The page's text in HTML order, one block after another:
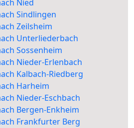
Nied
Sindlingen
Zeilsheim
Unterliederbach
Sossenheim
Nieder-Erlenbach
Kalbach-Riedberg
Harheim
Nieder-Eschbach
Bergen-Enkheim
Frankfurter Berg